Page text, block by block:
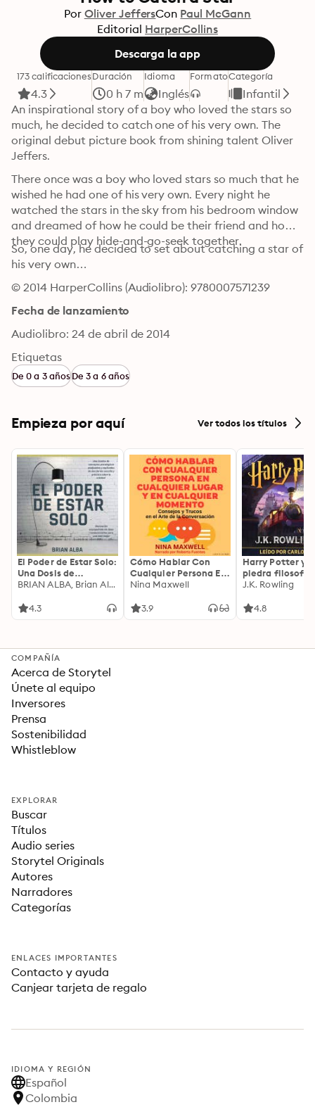
Por Oliver JeffersCon Paul McGann
Editorial HarperCollins
Descarga la app
173 calificaciones
4.3
Duración
0 h 7 m
Idioma
Inglés
FormatoCategoría
Infantil
An inspirational story of a boy who loved the stars so
much, he decided to catch one of his very own. The
original debut picture book from shining talent Oliver
Jeffers.
There once was a boy who loved stars so much that he
wished he had one of his very own. Every night he
watched the stars in the sky from his bedroom window
and dreamed of how he could be their friend and how
they could play hide-and-go-seek together.
So, one day, he decided to set about catching a star of
his very own…
© 2014 HarperCollins (Audiolibro): 9780007571239
Fecha de lanzamiento
Audiolibro: 24 de abril de 2014
Etiquetas
De 0 a 3 añosDe 3 a 6 años
Empieza por aquí Ver todos los títulos
El Poder de Estar Solo:
Una Dosis de
Motivación
Ideas Revolucionarias
BRIAN ALBA, Brian Alba
4.3
Cómo Hablar Con
Cualquier Persona En
Cualquier Lugar Y En
Nina Maxwell
3.9
Harry Potter y
piedra filosofal
J.K. Rowling
4.8
COMPAÑÍA
Acerca de Storytel
Únete al equipo
Inversores
Prensa
Sostenibilidad
Whistleblow
EXPLORAR
Buscar
Títulos
Audio series
Storytel Originals
Autores
Narradores
Categorías
ENLACES IMPORTANTES
Contacto y ayuda
Canjear tarjeta de regalo
IDIOMA Y REGIÓN
Español
Colombia